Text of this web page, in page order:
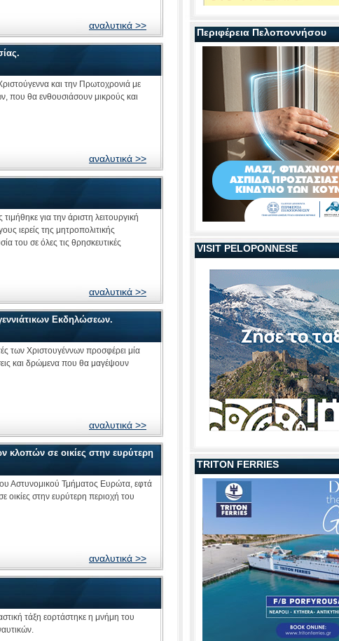
Περιφέρεια Πελοποννήσου
VISIT PELOPONNESE
TRITON FERRIES
αναλυτικά >>
και την Πρωτοχρονιά με
που θα ενθουσιάσουν μικρούς και
αναλυτικά >>
για την άριστη λειτουργική
ιερείς της μητροπολιτικής
του σε όλες τις θρησκευτικές
αναλυτικά >>
Εκδηλώσεων.
των Χριστουγέννων προσφέρει μία
και δρώμενα που θα μαγέψουν
αναλυτικά >>
κλοπών σε οικίες στην ευρύτερη
Αστυνομικού Τμήματος Ευρώτα, εφτά
στην ευρύτερη περιοχή του
αναλυτικά >>
τάξη εορτάστηκε η μνήμη του